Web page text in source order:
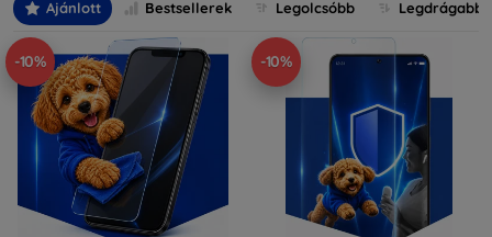
Ajánlott Bestsellerek Legolcsóbb Legdrágabb
-10% -10%